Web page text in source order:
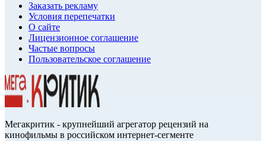
Заказать рекламу
Условия перепечатки
О сайте
Лицензионное соглашение
Частые вопросы
Пользовательское соглашение
Мегакритик - крупнейший агрегатор рецензий на
кинофильмы в российском интернет-сегменте